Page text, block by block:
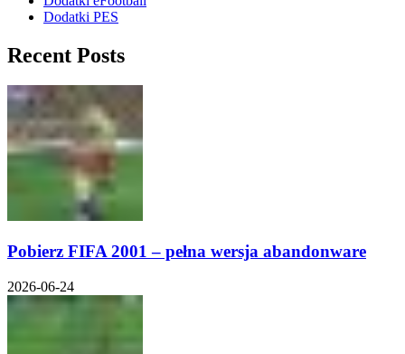
Dodatki PES
Recent Posts
Pobierz FIFA 2001 – pełna wersja abandonware
2026-06-24